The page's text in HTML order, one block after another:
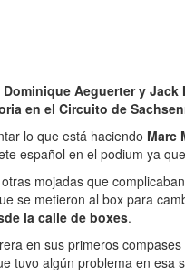
Dominique Aeguerter y Jack
en el Circuito de
lo que está haciendo Marc
español en el podium ya que
mojadas que
se metieron al box para
la calle de boxes.
en sus primeros
tuvo algún problema en